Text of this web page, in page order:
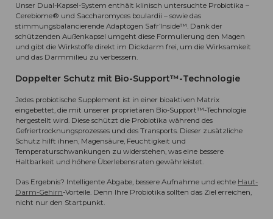
Unser Dual-Kapsel-System enthält klinisch untersuchte Probiotika –
Cerebiome® und Saccharomyces boulardii – sowie das
stimmungsbalancierende Adaptogen Safr’Inside™. Dank der
schützenden Außenkapsel umgeht diese Formulierung den Magen
und gibt die Wirkstoffe direkt im Dickdarm frei, um die Wirksamkeit
und das Darmmilieu zu verbessern.
Doppelter Schutz mit Bio-Support™-Technologie
Jedes probiotische Supplement ist in einer bioaktiven Matrix
eingebettet, die mit unserer proprietären Bio-Support™-Technologie
hergestellt wird. Diese schützt die Probiotika während des
Gefriertrocknungsprozesses und des Transports. Dieser zusätzliche
Schutz hilft ihnen, Magensäure, Feuchtigkeit und
Temperaturschwankungen zu widerstehen, was eine bessere
Haltbarkeit und höhere Überlebensraten gewährleistet.
Das Ergebnis? Intelligente Abgabe, bessere Aufnahme und echte Haut-
Darm-Gehirn-Vorteile. Denn Ihre Probiotika sollten das Ziel erreichen,
nicht nur den Startpunkt.